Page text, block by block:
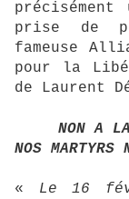
prise de
fameuse
pour la
de Laurent
NON A
NOS MARTYRS
« Le 16